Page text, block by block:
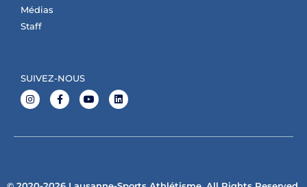
Médias
Staff
SUIVEZ-NOUS